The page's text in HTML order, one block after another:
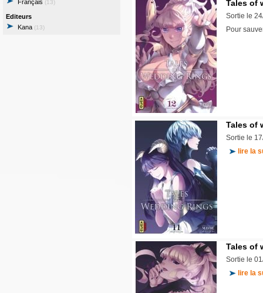
Français (13)
Editeurs
Kana (13)
Tales of
Sortie le
Pour
Tales of
Sortie le
lire la
Tales of
Sortie le
lire la